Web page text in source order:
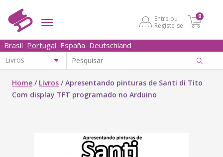
Entre ou
Registe-se
0
Brasil Portugal España Deutschland
Home / Livros /Apresentando pinturas de Santi di Tito
Com display TFT programado no Arduino